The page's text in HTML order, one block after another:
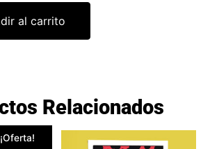
al carrito
Relacionados
¡Oferta!